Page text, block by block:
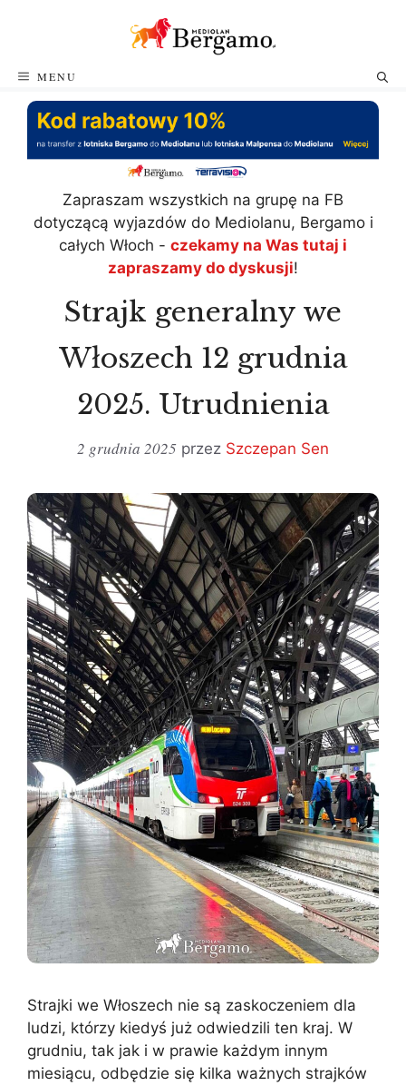
MENU
Zapraszam wszystkich na grupę na FB
dotyczącą wyjazdów do Mediolanu, Bergamo i
całych Włoch - czekamy na Was tutaj i
zapraszamy do dyskusji!
Strajk generalny we
Włoszech 12 grudnia
2025. Utrudnienia
2 grudnia 2025 przez Szczepan Sen
Strajki we Włoszech nie są zaskoczeniem dla
ludzi, którzy kiedyś już odwiedzili ten kraj. W
grudniu, tak jak i w prawie każdym innym
miesiącu, odbędzie się kilka ważnych strajków